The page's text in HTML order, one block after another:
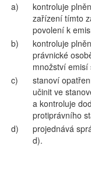
a)
kontroluje
zařízení tímto
povolení k
b)
kontroluje
právnické
množství emisí
c)
stanoví
učinit ve
a kontroluje
protiprávního
d)
projednává
d).